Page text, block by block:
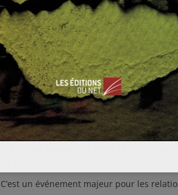
ACTUALITÉS
PÉNINSULE ARABIQUE
PROCHE ET MOYEN-ORIENT
Fabien HERBERT 5 juin 2017 0 Comments
C’est un événement majeur pour les